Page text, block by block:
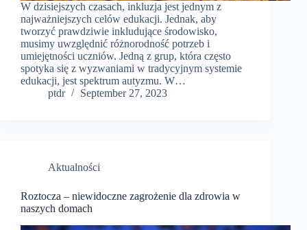
W dzisiejszych czasach, inkluzja jest jednym z
najważniejszych celów edukacji. Jednak, aby
tworzyć prawdziwie inkludujące środowisko,
musimy uwzględnić różnorodność potrzeb i
umiejętności uczniów. Jedną z grup, która często
spotyka się z wyzwaniami w tradycyjnym systemie
edukacji, jest spektrum autyzmu. W…
ptdr
September 27, 2023
Aktualności
Roztocza – niewidoczne zagrożenie dla zdrowia w
naszych domach